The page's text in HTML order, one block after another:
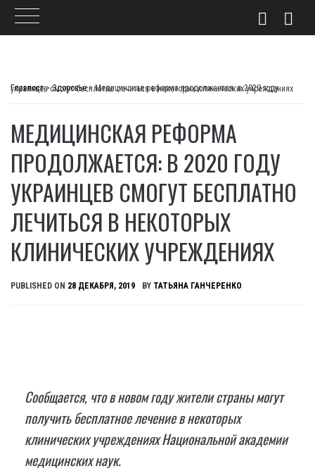
Главпост>Здоровье>
Медицинская реформа продолжается: в 2020 году украинцев смогут бесплатно лечиться в некоторых клинических учреждениях
МЕДИЦИНСКАЯ РЕФОРМА
ПРОДОЛЖАЕТСЯ: В 2020 ГОДУ
УКРАИНЦЕВ СМОГУТ БЕСПЛАТНО
ЛЕЧИТЬСЯ В НЕКОТОРЫХ
КЛИНИЧЕСКИХ УЧРЕЖДЕНИЯХ
PUBLISHED ON 28 ДЕКАБРЯ, 2019 BY ТАТЬЯНА ГАНЧЕРЕНКО
Сообщается, что в новом году жители страны могут
получить бесплатное лечение в некоторых
клинических учреждениях Национальной академии
медицинских наук.